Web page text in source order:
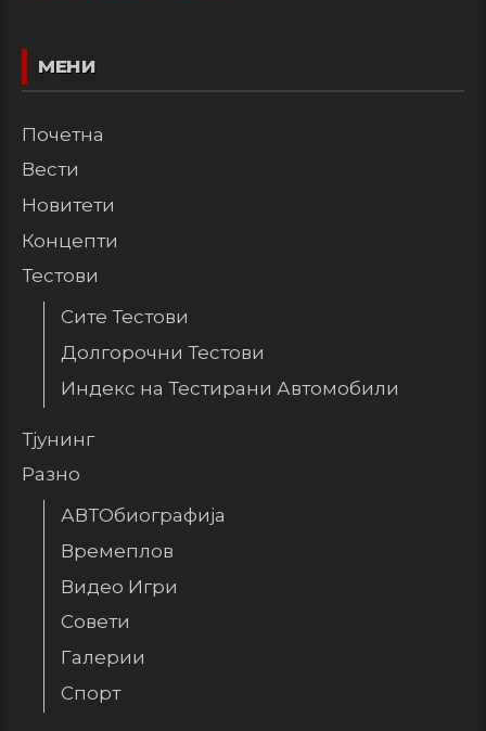
МЕНИ
Почетна
Вести
Новитети
Концепти
Тестови
Сите Тестови
Долгорочни Тестови
Индекс на Тестирани Автомобили
Тјунинг
Разно
АВТОбиографија
Времеплов
Видео Игри
Совети
Галерии
Спорт